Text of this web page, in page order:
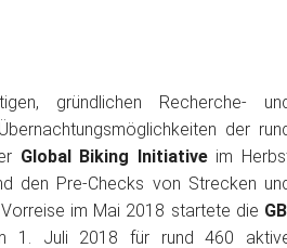
gründlichen Recherche-
der
Global Biking Initiativeim
den Pre-Checks von Strecken
im Mai 2018 startete die
1. Juli 2018 für rund 460